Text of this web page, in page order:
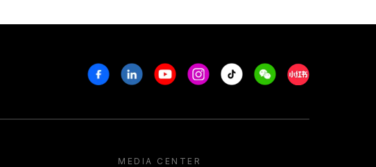
FacebookLinkedinYoutubeInstagram
Tiktok WeechatXiaohongshu/
MEDIA CENTER